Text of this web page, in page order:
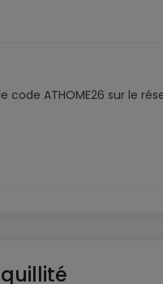
code ATHOME26 sur le